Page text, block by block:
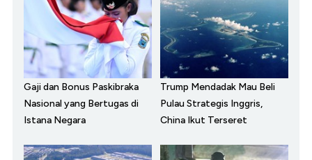
Gaji dan Bonus Paskibraka
Nasional yang Bertugas di
Istana Negara
Trump Mendadak Mau Beli
Pulau Strategis Inggris,
China Ikut Terseret